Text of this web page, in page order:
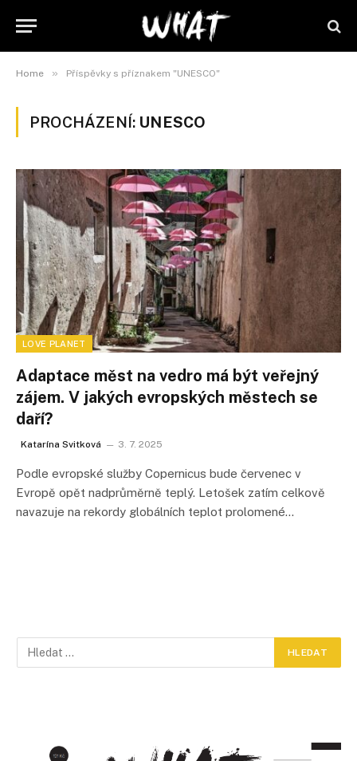
Home » Příspěvky s příznakem "UNESCO"
PROCHÁZENÍ: UNESCO
LOVE PLANET
Adaptace měst na vedro má být veřejný
zájem. V jakých evropských městech se
daří?
Katarína Svitková 3. 7. 2025
Podle evropské služby Copernicus bude červenec v
Evropě opět nadprůměrně teplý. Letošek zatím celkově
navazuje na rekordy globálních teplot prolomené…